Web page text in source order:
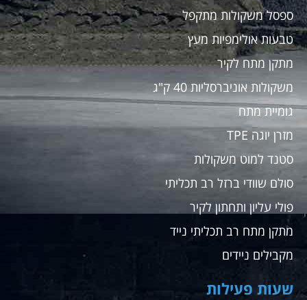
ספסל משקולות מתקפל
טבעות אולימפיות מעץ
מתקן מתח לקיר
משקולות אוניברסליות 40 ק"ג
גומיית מתח
מזרן יוגה TPE
סטנד למוט משקולות
סולם שוודי ברזל רב תכליתי
פולי עליון ותחתון לקיר
מתקן מתח רב תכליתי נייד
מקבילים ניידים
שעות פעילות